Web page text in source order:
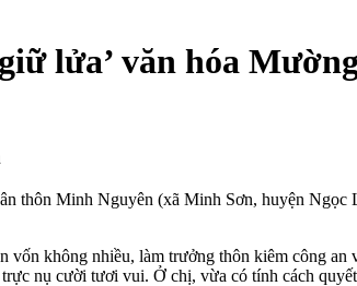
lửa’ văn hóa
thôn Minh Nguyên (xã Minh Sơn, huyện
vốn không nhiều, làm trưởng thôn kiêm công
nụ cười tươi vui. Ở chị, vừa có tính cách